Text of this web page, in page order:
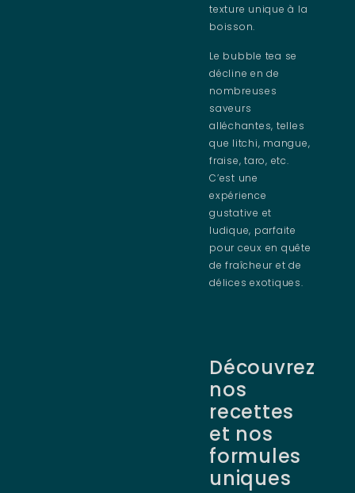
texture unique à la
boisson.
Le bubble tea se
décline en de
nombreuses
saveurs
alléchantes, telles
que litchi, mangue,
fraise, taro, etc.
C’est une
expérience
gustative et
ludique, parfaite
pour ceux en quête
de fraîcheur et de
délices exotiques.
Découvrez
nos
recettes
et nos
formules
uniques